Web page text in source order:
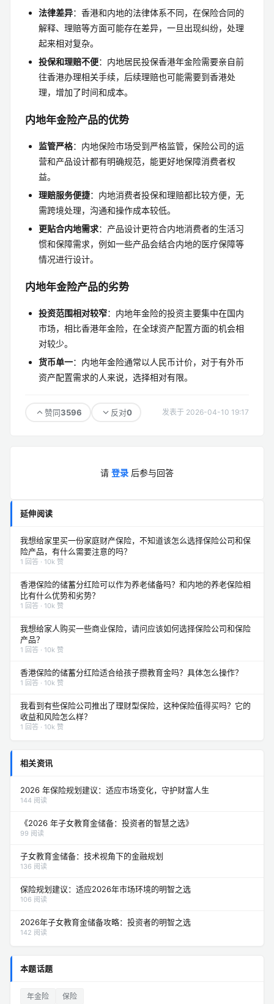
法律差异：香港和内地的法律体系不同，在保险合同的
解释、理赔等方面可能存在差异，一旦出现纠纷，处理
起来相对复杂。
投保和理赔不便：内地居民投保香港年金险需要亲自前
往香港办理相关手续，后续理赔也可能需要到香港处
理，增加了时间和成本。
内地年金险产品的优势
监管严格：内地保险市场受到严格监管，保险公司的运
营和产品设计都有明确规范，能更好地保障消费者权
益。
理赔服务便捷：内地消费者投保和理赔都比较方便，无
需跨境处理，沟通和操作成本较低。
更贴合内地需求：产品设计更符合内地消费者的生活习
惯和保障需求，例如一些产品会结合内地的医疗保障等
情况进行设计。
内地年金险产品的劣势
投资范围相对较窄：内地年金险的投资主要集中在国内
市场，相比香港年金险，在全球资产配置方面的机会相
对较少。
货币单一：内地年金险通常以人民币计价，对于有外币
资产配置需求的人来说，选择相对有限。
赞同3596 反对0 发表于 2026-04-10 19:17
请 登录 后参与回答
延伸阅读
我想给家里买一份家庭财产保险，不知道该怎么选择保险公司和保
险产品，有什么需要注意的吗？
1 回答 · 10k 赞
香港保险的储蓄分红险可以作为养老储备吗？和内地的养老保险相
比有什么优势和劣势？
1 回答 · 10k 赞
我想给家人购买一些商业保险，请问应该如何选择保险公司和保险
产品？
1 回答 · 10k 赞
香港保险的储蓄分红险适合给孩子攒教育金吗？具体怎么操作？
1 回答 · 10k 赞
我看到有些保险公司推出了理财型保险，这种保险值得买吗？它的
收益和风险怎么样？
1 回答 · 10k 赞
相关资讯
2026 年保险规划建议：适应市场变化，守护财富人生
144 阅读
《2026 年子女教育金储备：投资者的智慧之选》
99 阅读
子女教育金储备：技术视角下的金融规划
136 阅读
保险规划建议：适应2026年市场环境的明智之选
106 阅读
2026年子女教育金储备攻略：投资者的明智之选
142 阅读
本题话题
年金险 保险